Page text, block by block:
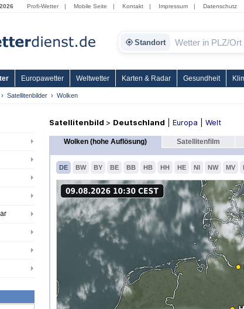
Profi-Wetter | Mobile Seite | Kontakt | Impressum | Datenschutz
Standort
Europawetter Weltwetter Karten & Radar Gesundheit
Satellitenbilder Wolken
Satellitenbild > Deutschland Europa Welt
Wolken (hohe Auflösung) Satellitenfilm
DE BW BY BE BB HB HH HE NI NW MV